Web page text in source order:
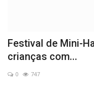
Festival de Mini-
crianças com...
0 747